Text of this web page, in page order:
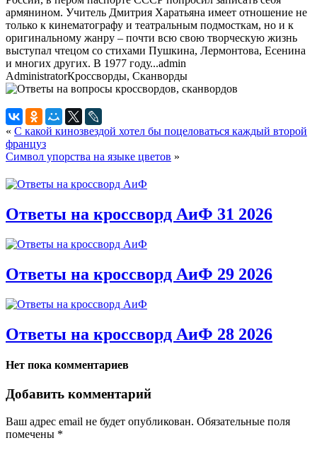
армянином. Учитель Дмитрия Харатьяна имеет отношение не
только к кинематографу и театральным подмосткам, но и к
оригинальному жанру – почти всю свою творческую жизнь
выступал чтецом со стихами Пушкина, Лермонтова, Есенина
и многих других. В 1977 году...admin
AdministratorКроссворды, Сканворды
« С какой кинозвездой хотел бы поцеловаться каждый второй
француз
Символ упорства на языке цветов »
Ответы на кроссворд АиФ 31 2026
Ответы на кроссворд АиФ 29 2026
Ответы на кроссворд АиФ 28 2026
Нет пока комментариев
Добавить комментарий
Ваш адрес email не будет опубликован. Обязательные поля
помечены *